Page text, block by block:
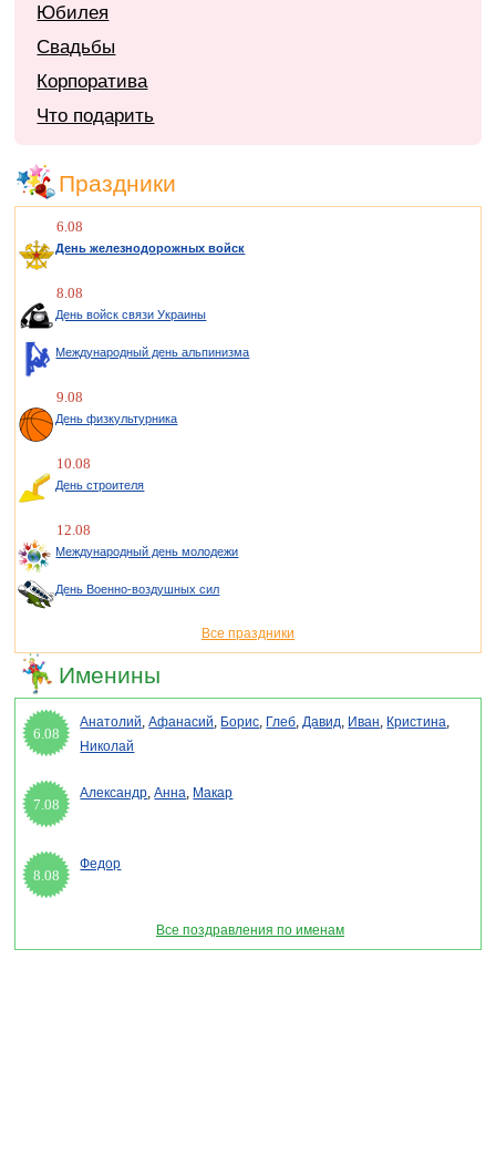
Юбилея
Свадьбы
Корпоратива
Что подарить
Праздники
6.08
День железнодорожных войск
8.08
День войск связи Украины
Международный день альпинизма
9.08
День физкультурника
10.08
День строителя
12.08
Международный день молодежи
День Военно-воздушных сил
Все праздники
Именины
6.08
Анатолий,Афанасий, Борис, Глеб,Давид, Иван, Кристина,
Николай
7.08
Александр,Анна, Макар
8.08
Федор
Все поздравления по именам